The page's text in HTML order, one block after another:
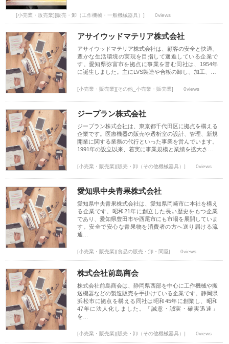
[小売業・販売業][販売・卸（工作機械・一般機械器具）] 0views
アサイウッドマテリア株式会社
アサイウッドマテリア株式会社は、顧客の安全と快適、
豊かな生活環境の実現を目指して邁進している企業で
す。愛知県弥富市を拠点に事業を営む同社は、1954年
に誕生しました。主にLVS製造や合板の卸し、加工、…
[小売業・販売業][その他_小売業・販売業] 0views
ジープラン株式会社
ジープラン株式会社は、東京都千代田区に拠点を構える
企業です。医療機器の販売や透析室の設計、管理、新規
開業に関する業務の代行といった事業を営んでいます。
1991年の設立以来、着実に事業規模と業績を拡大さ…
[小売業・販売業][販売・卸（その他機械器具）] 0views
愛知県中央青果株式会社
愛知県中央青果株式会社は、愛知県岡崎市に本社を構え
る企業です。昭和21年に創立した長い歴史をもつ企業
であり、愛知県豊田市や西尾市にも市場を展開していま
す。安全で安心な青果物を消費者の方へ送り届ける流
通…
[小売業・販売業][食品の販売・卸・問屋] 0views
株式会社前島商会
株式会社前島商会は、静岡県西部を中心に工作機械や搬
送機器などの製造販売を手掛けている企業です。静岡県
浜松市に拠点を構える同社は昭和45年に創業し、昭和
47年に法人化しました。「誠意・誠実・確実迅速」
を…
[小売業・販売業][販売・卸（その他機械器具）] 0views